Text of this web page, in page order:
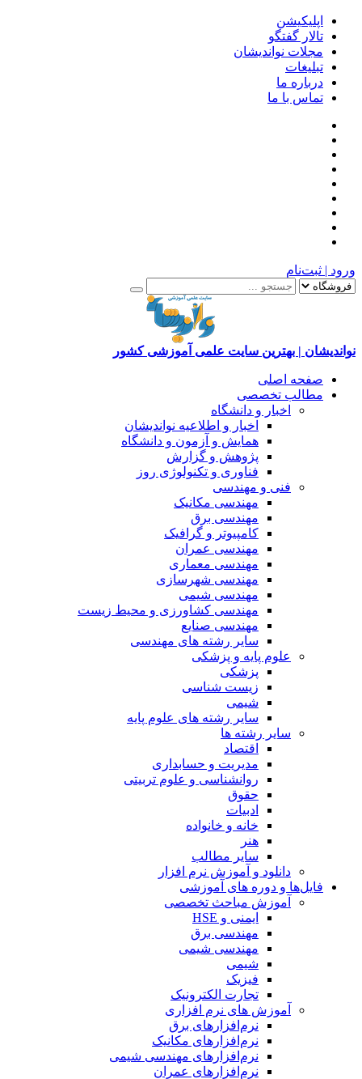
اپلیکیشن
تالار گفتگو
مجلات نواندیشان
تبلیغات
درباره ما
تماس با ما
ورود | ثبت‌نام
نواندیشان | بهترین سایت علمی آموزشی کشور
صفحه اصلی
مطالب تخصصی
اخبار و دانشگاه
اخبار و اطلاعیه نواندیشان
همایش و آزمون و دانشگاه
پژوهش و گزارش
فناوری و تکنولوژی روز
فنی و مهندسی
مهندسی مکانیک
مهندسی برق
کامپیوتر و گرافیک
مهندسی عمران
مهندسی معماری
مهندسی شهرسازی
مهندسی شیمی
مهندسی کشاورزی و محیط زیست
مهندسی صنایع
سایر رشته های مهندسی
علوم پایه و پزشکی
پزشکی
زیست شناسی
شیمی
سایر رشته های علوم پایه
سایر رشته ها
اقتصاد
مدیریت و حسابداری
روانشناسی و علوم تربیتی
حقوق
ادبیات
خانه و خانواده
هنر
سایر مطالب
دانلود و آموزش نرم افزار
فایل‌ها و دوره های آموزشی
آموزش مباحث تخصصی
ایمنی و HSE
مهندسی برق
مهندسی شیمی
شیمی
فیزیک
تجارت الکترونیک
آموزش های نرم افزاری
نرم‌افزارهای برق
نرم‌افزارهای مکانیک
نرم‌افزارهای مهندسی شیمی
نرم‌افزارهای عمران